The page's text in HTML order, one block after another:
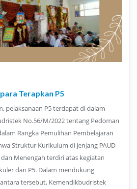
Terapkan P5
pelaksanaan P5 terdapat di dalam
No.56/M/2022 tentang Pedoman
Rangka Pemulihan Pembelajaran
Struktur Kurikulum di jenjang PAUD
Menengah terdiri atas kegiatan
dan P5. Dalam mendukung
tersebut, Kemendikbudristek